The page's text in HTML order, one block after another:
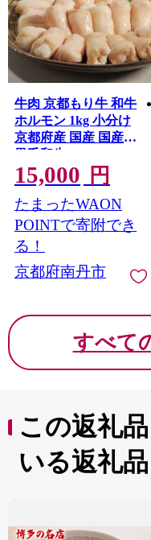
牛肉 京都もり牛 和牛
ホルモン 1kg 小分け
京都府産 国産 国産牛
黒毛和牛
15,000 円
たまったWAON
POINTで寄附でき
る！
京都府南丹市
すべて
この返礼
いる返礼品